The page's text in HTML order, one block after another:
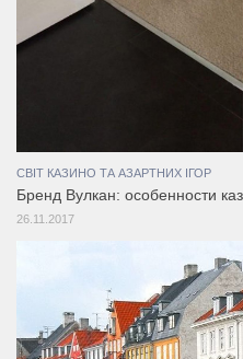
СВІТ КАЗИНО ТА АЗАРТНИХ ІГОР
Бренд Вулкан: особенности
26.11.2017